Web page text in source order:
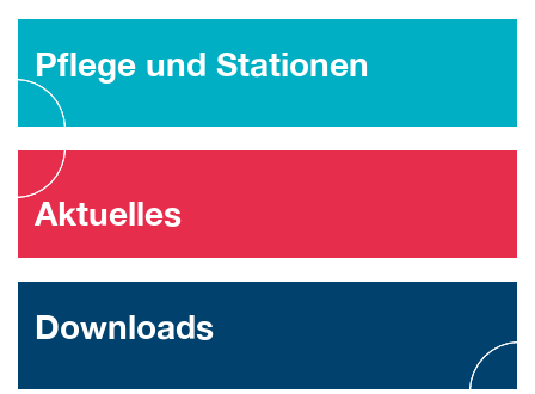
Pflege und Stationen
Aktuelles
Downloads